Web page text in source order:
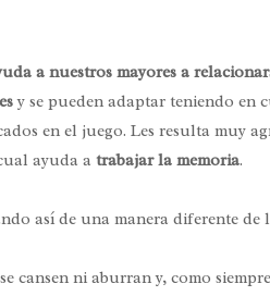
a nuestros mayores a
y se pueden adaptar teniendo en
en el juego. Les resulta muy
ayuda a trabajar la memoria.
así de una manera diferente de
cansen ni aburran y, como